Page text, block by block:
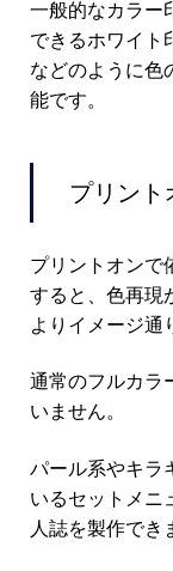
一般的なカラー
できるホワイト
などのように色
能です。
プリント
プリントオンで
すると、色再現
よりイメージ通
通常のフルカラ
いません。
パール系やキラ
いるセットメニ
人誌を製作でき